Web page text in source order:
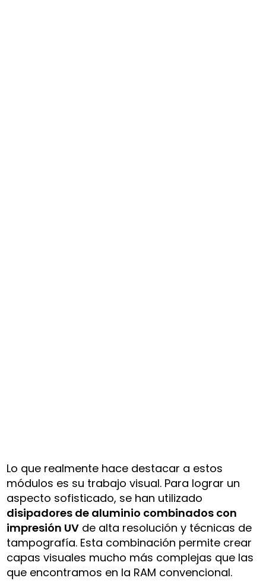
Lo que realmente hace destacar a estos
módulos es su trabajo visual. Para lograr un
aspecto sofisticado, se han utilizado
disipadores de aluminio combinados con
impresión UV de alta resolución y técnicas de
tampografía. Esta combinación permite crear
capas visuales mucho más complejas que las
que encontramos en la RAM convencional.